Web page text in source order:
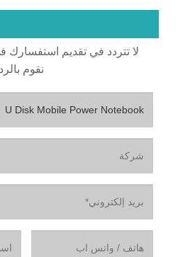
لا تتردد في تقديم استفسارك
نقوم بالرد